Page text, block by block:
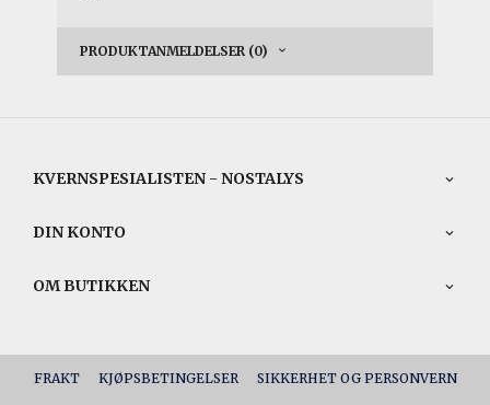
PRODUKTANMELDELSER (0)
KVERNSPESIALISTEN - NOSTALYS
DIN KONTO
OM BUTIKKEN
FRAKT KJØPSBETINGELSER SIKKERHET OG PERSONVERN